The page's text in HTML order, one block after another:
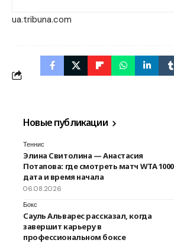
ua.tribuna.com
Новые публикации
Теннис
Элина Свитолина — Анастасия
Потапова: где смотреть матч WTA 1000,
дата и время начала
06.08.2026
Бокс
Сауль Альварес рассказал, когда
завершит карьеру в
профессиональном боксе